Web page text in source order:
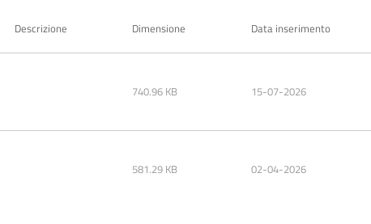
Descrizione Dimensione Data inserimento
740.96 KB 15-07-2026
581.29 KB 02-04-2026